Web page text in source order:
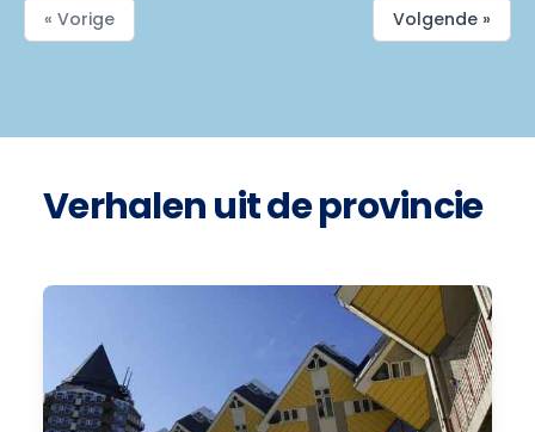
« Vorige Volgende »
Verhalen uit de provincie